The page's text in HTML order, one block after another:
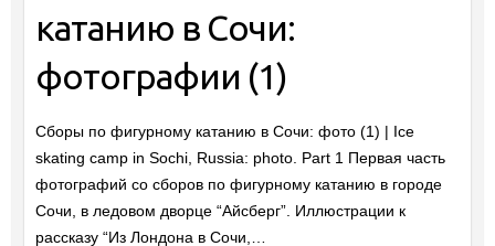
катанию в Сочи:
фотографии (1)
Сборы по фигурному катанию в Сочи: фото (1) | Ice
skating camp in Sochi, Russia: photo. Part 1 Первая часть
фотографий со сборов по фигурному катанию в городе
Сочи, в ледовом дворце “Айсберг”. Иллюстрации к
рассказу “Из Лондона в Сочи,…